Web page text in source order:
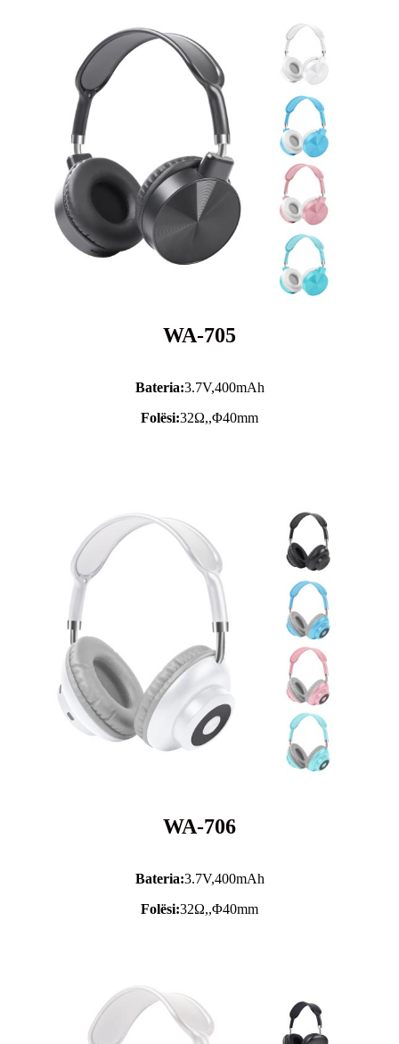
WA-705
Bateria:3.7V,400mAh
Folësi:32Ω,,Φ40mm
WA-706
Bateria:3.7V,400mAh
Folësi:32Ω,,Φ40mm